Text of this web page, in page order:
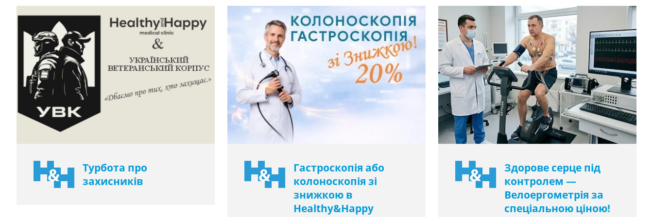
Турбота про
захисників
Гастроскопія або
колоноскопія зі
знижкою в
Healthy&Happy
Здорове серце під
контролем —
Велоергометрія за
спеціальною ціною!